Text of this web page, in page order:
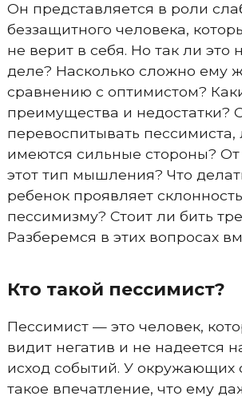
Он представляется в роли
беззащитного человека,
не верит в себя. Но так ли это
деле? Насколько сложно ему
сравнению с оптимистом?
преимущества и недостатки?
перевоспитывать пессимиста,
имеются сильные стороны? От
этот тип мышления? Что
ребенок проявляет
пессимизму? Стоит ли бить
Разберемся в этих вопросах
Кто такой пессимист?
Пессимист — это человек,
видит негатив и не надеется
исход событий. У окружающих
такое впечатление, что ему